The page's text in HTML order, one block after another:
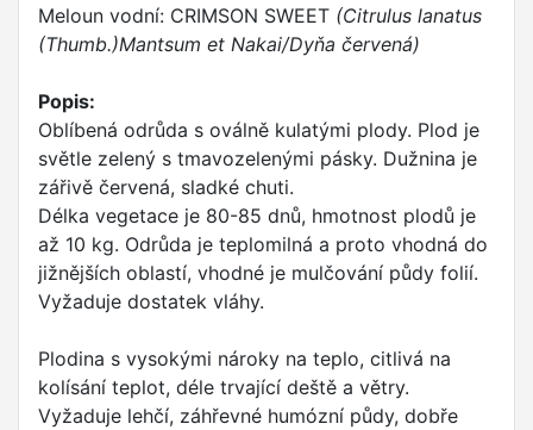
Meloun vodní: CRIMSON SWEET (Citrulus lanatus
(Thumb.)Mantsum et Nakai/Dyňa červená)
Popis:
Oblíbená odrůda s oválně kulatými plody. Plod je
světle zelený s tmavozelenými pásky. Dužnina je
zářivě červená, sladké chuti.
Délka vegetace je 80-85 dnů, hmotnost plodů je
až 10 kg. Odrůda je teplomilná a proto vhodná do
jižnějších oblastí, vhodné je mulčování půdy folií.
Vyžaduje dostatek vláhy.
Plodina s vysokými nároky na teplo, citlivá na
kolísání teplot, déle trvající deště a větry.
Vyžaduje lehčí, záhřevné humózní půdy, dobře